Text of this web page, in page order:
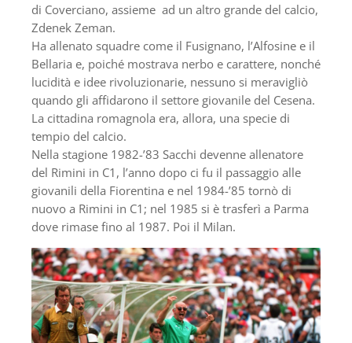
di Coverciano, assieme ad un altro grande del calcio,
Zdenek Zeman.
Ha allenato squadre come il Fusignano, l’Alfosine e il
Bellaria e, poiché mostrava nerbo e carattere, nonché
lucidità e idee rivoluzionarie, nessuno si meravigliò
quando gli affidarono il settore giovanile del Cesena.
La cittadina romagnola era, allora, una specie di
tempio del calcio.
Nella stagione 1982-’83 Sacchi devenne allenatore
del Rimini in C1, l’anno dopo ci fu il passaggio alle
giovanili della Fiorentina e nel 1984-’85 tornò di
nuovo a Rimini in C1; nel 1985 si è trasferì a Parma
dove rimase fino al 1987. Poi il Milan.